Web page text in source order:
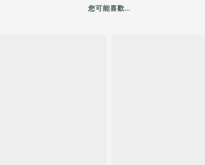
您可能喜歡...